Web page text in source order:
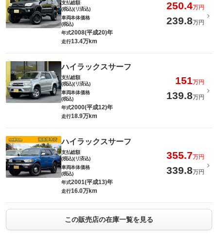
支払総額
(税込)(リ済込)
250.4万円
車両本体価格
(税込)
239.8万円
年式2008(平成20)年
走行13.4万km
ハイラックスサーフ
支払総額
(税込)(リ済込)
151万円
車両本体価格
(税込)
139.8万円
年式2000(平成12)年
走行18.9万km
ハイラックスサーフ
支払総額
(税込)(リ済込)
355.7万円
車両本体価格
(税込)
339.8万円
年式2001(平成13)年
走行16.0万km
この販売店の在庫一覧を見る